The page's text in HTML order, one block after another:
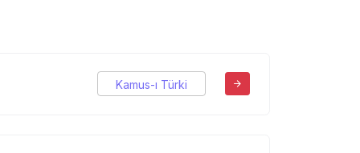
Kamus-ı Türki